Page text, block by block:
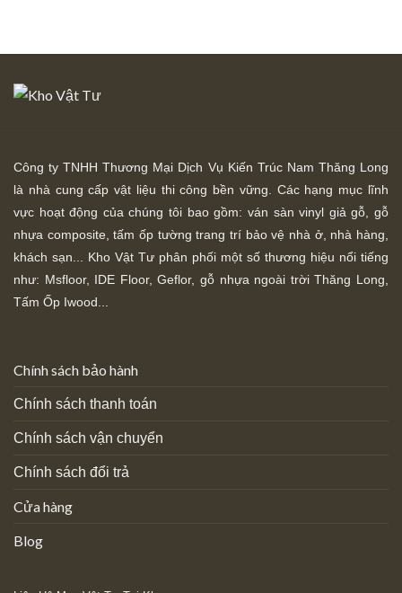
Công ty TNHH Thương Mại Dịch Vụ Kiến Trúc Nam Thăng Long
là nhà cung cấp vật liệu thi công bền vững. Các hạng mục lĩnh
vực hoạt động của chúng tôi bao gồm: ván sàn vinyl giả gỗ, gỗ
nhựa composite, tấm ốp tường trang trí bảo vệ nhà ở, nhà hàng,
khách sạn... Kho Vật Tư phân phối một số thương hiệu nổi tiếng
như: Msfloor, IDE Floor,Geflor, gỗ nhựa ngoài trời Thăng Long,
Tấm Ốp Iwood...
Chính sách bảo hành
Chính sách thanh toán
Chính sách vận chuyển
Chính sách đổi trả
Cửa hàng
Blog